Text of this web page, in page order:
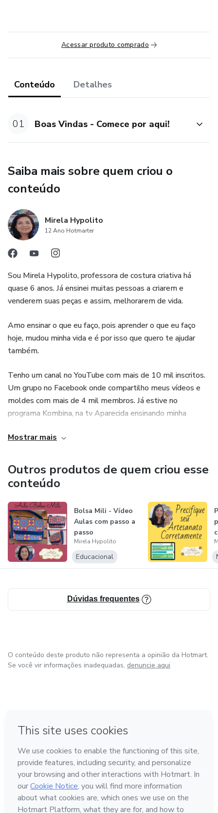
Acessar produto comprado
Conteúdo Detalhes
01 Boas Vindas - Comece por aqui!
Saiba mais sobre quem criou o
conteúdo
Mirela Hypolito
12 Ano Hotmarter
Sou Mirela Hypolito, professora de costura criativa há
quase 6 anos. Já ensinei muitas pessoas a criarem e
venderem suas peças e assim, melhorarem de vida.
Amo ensinar o que eu faço, pois aprender o que eu faço
hoje, mudou minha vida e é por isso que quero te ajudar
também.
Tenho um canal no YouTube com mais de 10 mil inscritos.
Um grupo no Facebook onde compartilho meus vídeos e
moldes com mais de 4 mil membros. Já estive no
programa Kombina, na tv Aparecida ensinando minha
vai fazer com que você:
* Ganhe dinheiro rápido pois terá produtos lindos e
desejados por várias mulheres.
* Vai se sentir bem fazendo algo novo, saindo da mesmice.
Vai trazer de volta sua empolgação e alegria, pois costurar
é uma delícia e ver o resultado da peça te dará muito
prazer. E existem pesquisas que mostram que reduz o
* Se sinta mais reconhecida pelos familiares e amigos, que
irão notar um brilho diferente em você, pois fazer o que
Mostrar mais
Outros produtos de quem criou esse
conteúdo
Bolsa Mili - Vídeo
Aulas com passo a
passo
Mirela Hypolito
Educacional
Dúvidas frequentes
O conteúdo deste produto não representa a opinião da Hotmart.
Se você vir informações inadequadas, denuncie aqui
Feito com ❤
em Belo Horizonte